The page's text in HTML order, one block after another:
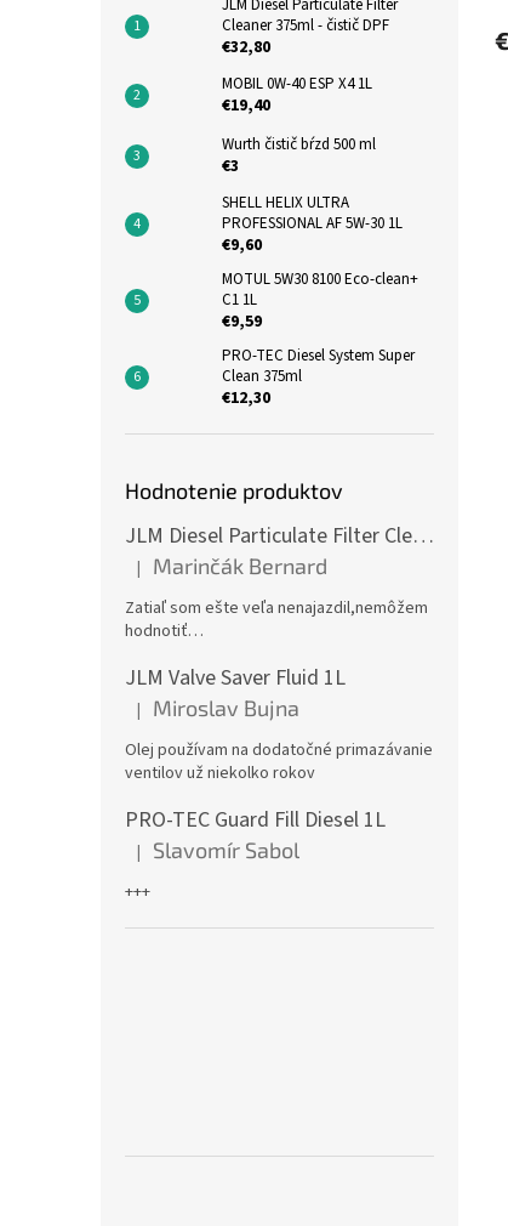
Cleaner 375ml - čistič DPF
€32,80
MOBIL 0W-40 ESP X4 1L
€19,40
Wurth čistič bŕzd 500 ml
€3
SHELL HELIX ULTRA
PROFESSIONAL AF 5W-30 1L
€9,60
MOTUL 5W30 8100 Eco-clean+
C1 1L
€9,59
PRO-TEC Diesel System Super
Clean 375ml
€12,30
Hodnotenie produktov
JLM Diesel Particulate Filter Cleaner 375ml - čistič DPF
Hodnotenie produktu je 5 z 5 hviezdičiek.
| Marinčák Bernard
Zatiaľ som ešte veľa nenajazdil,nemôžem
hodnotiť…
JLM Valve Saver Fluid 1L
Hodnotenie produktu je 5 z 5 hviezdičiek.
| Miroslav Bujna
Olej používam na dodatočné primazávanie
ventilov už niekolko rokov
PRO-TEC Guard Fill Diesel 1L
Hodnotenie produktu je 5 z 5 hviezdičiek.
| Slavomír Sabol
+++